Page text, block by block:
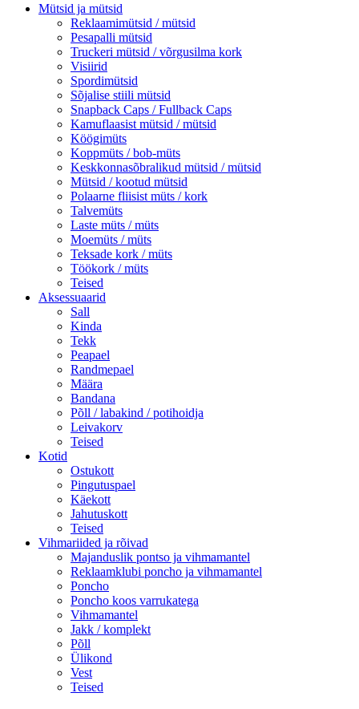
Mütsid ja mütsid
Reklaamimütsid / mütsid
Pesapalli mütsid
Truckeri mütsid / võrgusilma kork
Visiirid
Spordimütsid
Sõjalise stiili mütsid
Snapback Caps / Fullback Caps
Kamuflaasist mütsid / mütsid
Köögimüts
Koppmüts / bob-müts
Keskkonnasõbralikud mütsid / mütsid
Mütsid / kootud mütsid
Polaarne fliisist müts / kork
Talvemüts
Laste müts / müts
Moemüts / müts
Teksade kork / müts
Töökork / müts
Teised
Aksessuaarid
Sall
Kinda
Tekk
Peapael
Randmepael
Määra
Bandana
Põll / labakind / potihoidja
Leivakorv
Teised
Kotid
Ostukott
Pingutuspael
Käekott
Jahutuskott
Teised
Vihmariided ja rõivad
Majanduslik pontso ja vihmamantel
Reklaamklubi poncho ja vihmamantel
Poncho
Poncho koos varrukatega
Vihmamantel
Jakk / komplekt
Põll
Ülikond
Vest
Teised